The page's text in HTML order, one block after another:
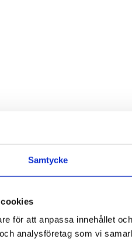
Samtycke
för att anpassa innehållet
analysföretag som vi